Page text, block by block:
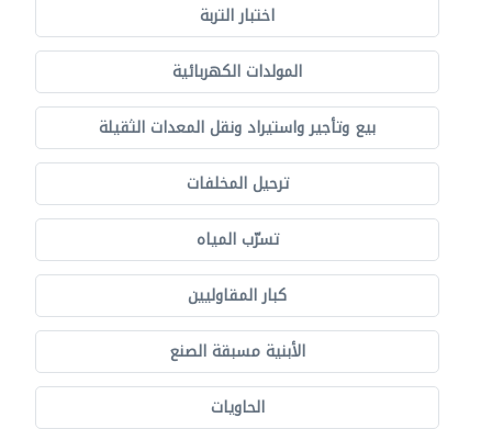
اختبار التربة
المولدات الكهربائية
بيع وتأجير واستيراد ونقل المعدات الثقيلة
ترحيل المخلفات
تسرّب المياه
كبار المقاوليين
الأبنية مسبقة الصنع
الحاويات